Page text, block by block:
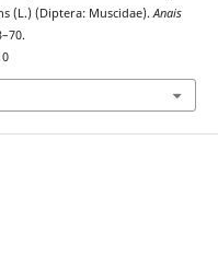
(L.) (Diptera: Muscidae).Anais